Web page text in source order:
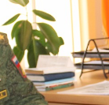
«Поиск-2017»